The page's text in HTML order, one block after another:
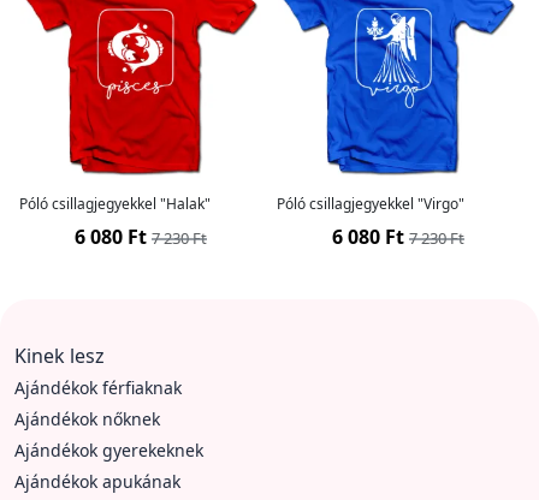
Póló csillagjegyekkel "Halak"
6 080 Ft 7 230 Ft
Póló csillagjegyekkel "Virgo"
6 080 Ft 7 230 Ft
Kinek lesz
Ajándékok férfiaknak
Ajándékok nőknek
Ajándékok gyerekeknek
Ajándékok apukának